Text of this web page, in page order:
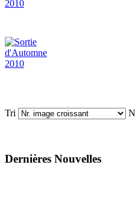
Tri
Dernières Nouvelles